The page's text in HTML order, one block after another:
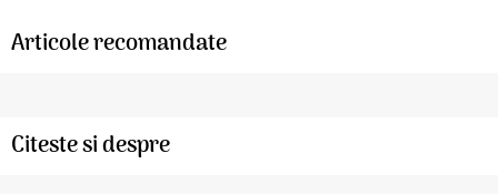
Articole recomandate
Citeste si despre